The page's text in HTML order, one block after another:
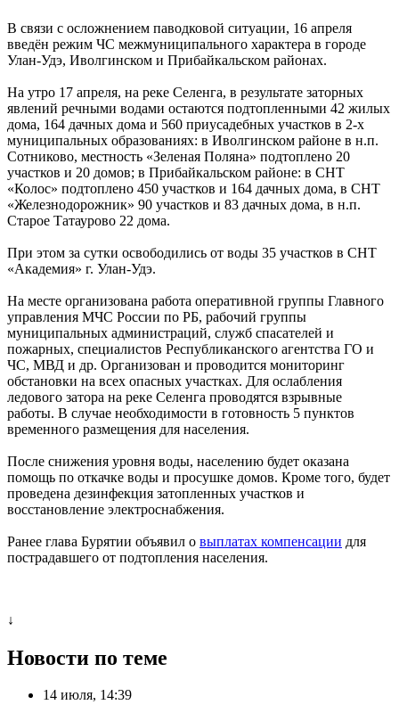
В связи с осложнением паводковой ситуации, 16 апреля
введён режим ЧС межмуниципального характера в городе
Улан-Удэ, Иволгинском и Прибайкальском районах.
На утро 17 апреля, на реке Селенга, в результате заторных
явлений речными водами остаются подтопленными 42 жилых
дома, 164 дачных дома и 560 приусадебных участков в 2-х
муниципальных образованиях: в Иволгинском районе в н.п.
Сотниково, местность «Зеленая Поляна» подтоплено 20
участков и 20 домов; в Прибайкальском районе: в СНТ
«Колос» подтоплено 450 участков и 164 дачных дома, в СНТ
«Железнодорожник» 90 участков и 83 дачных дома, в н.п.
Старое Татаурово 22 дома.
При этом за сутки освободились от воды 35 участков в СНТ
«Академия» г. Улан-Удэ.
На месте организована работа оперативной группы Главного
управления МЧС России по РБ, рабочий группы
муниципальных администраций, служб спасателей и
пожарных, специалистов Республиканского агентства ГО и
ЧС, МВД и др. Организован и проводится мониторинг
обстановки на всех опасных участках. Для ослабления
ледового затора на реке Селенга проводятся взрывные
работы. В случае необходимости в готовность 5 пунктов
временного размещения для населения.
После снижения уровня воды, населению будет оказана
помощь по откачке воды и просушке домов. Кроме того, будет
проведена дезинфекция затопленных участков и
восстановление электроснабжения.
Ранее глава Бурятии объявил о выплатах компенсации для
пострадавшего от подтопления населения.
↓
Новости по теме
14 июля, 14:39